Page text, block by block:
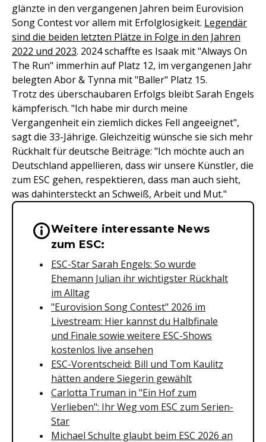
glänzte in den vergangenen Jahren beim Eurovision
Song Contest vor allem mit Erfolglosigkeit. Legendär
sind die beiden letzten Plätze in Folge in den Jahren
2022 und 2023. 2024 schaffte es Isaak mit "Always On
The Run" immerhin auf Platz 12, im vergangenen Jahr
belegten Abor & Tynna mit "Baller" Platz 15.
Trotz des überschaubaren Erfolgs bleibt Sarah Engels
kämpferisch. "Ich habe mir durch meine
Vergangenheit ein ziemlich dickes Fell angeeignet",
sagt die 33-Jährige. Gleichzeitig wünsche sie sich mehr
Rückhalt für deutsche Beiträge: "Ich möchte auch an
Deutschland appellieren, dass wir unsere Künstler, die
zum ESC gehen, respektieren, dass man auch sieht,
was dahintersteckt an Schweiß, Arbeit und Mut."
Wichtige Hinweise &
Weitere interessante News
zum ESC:
ESC-Star Sarah Engels: So wurde
Ehemann Julian ihr wichtigster Rückhalt
im Alltag
"Eurovision Song Contest" 2026 im
Livestream: Hier kannst du Halbfinale
und Finale sowie weitere ESC-Shows
kostenlos live ansehen
ESC-Vorentscheid: Bill und Tom Kaulitz
hätten andere Siegerin gewählt
Carlotta Truman in "Ein Hof zum
Verlieben": Ihr Weg vom ESC zum Serien-
Star
Michael Schulte glaubt beim ESC 2026 an